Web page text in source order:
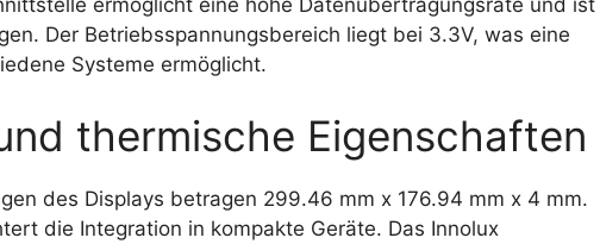
ermöglicht eine hohe Datenübertragungsrate und ist
Der Betriebsspannungsbereich liegt bei 3.3V, was eine
Systeme ermöglicht.
thermische Eigenschaften
des Displays betragen 299.46 mm x 176.94 mm x 4 mm.
die Integration in kompakte Geräte. Das Innolux